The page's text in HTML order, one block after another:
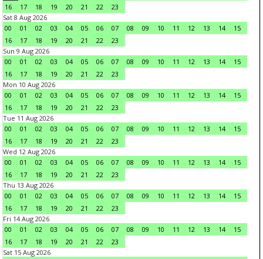
16
17 18 19 20 21 22
23
Sat 8 Aug 2026
00
01 02 03 04 05 06 07 08 09 10 11 12 13 14
15
16
17 18 19 20 21 22
23
Sun 9 Aug 2026
00
01 02 03 04 05 06 07 08 09 10 11 12 13 14
15
16
17 18 19 20 21 22
23
Mon 10 Aug 2026
00
01 02 03 04 05 06 07 08 09 10 11 12 13 14
15
16
17 18 19 20 21 22
23
Tue 11 Aug 2026
00
01 02 03 04 05 06 07 08 09 10 11 12 13 14
15
16
17 18 19 20 21 22
23
Wed 12 Aug 2026
00
01 02 03 04 05 06 07 08 09 10 11 12 13 14
15
16
17 18 19 20 21 22
23
Thu 13 Aug 2026
00
01 02 03 04 05 06 07 08 09 10 11 12 13 14
15
16
17 18 19 20 21 22
23
Fri 14 Aug 2026
00
01 02 03 04 05 06 07 08 09 10 11 12 13 14
15
16
17 18 19 20 21 22
23
Sat 15 Aug 2026